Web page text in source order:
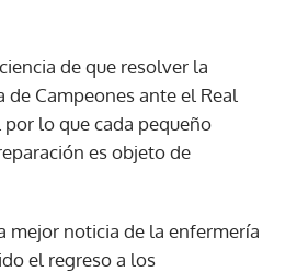
de que resolver la
Campeones ante el Real
lo que cada pequeño
es objeto de
mejor noticia de la enfermería
el regreso a los